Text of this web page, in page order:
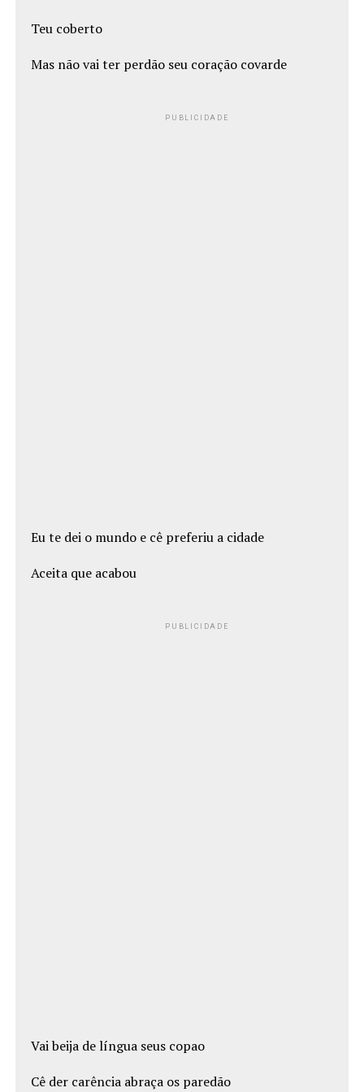
Teu coberto
Mas não vai ter perdão seu coração covarde
PUBLICIDADE
Eu te dei o mundo e cê preferiu a cidade
Aceita que acabou
PUBLICIDADE
Vai beija de língua seus copao
Cê der carência abraça os paredão